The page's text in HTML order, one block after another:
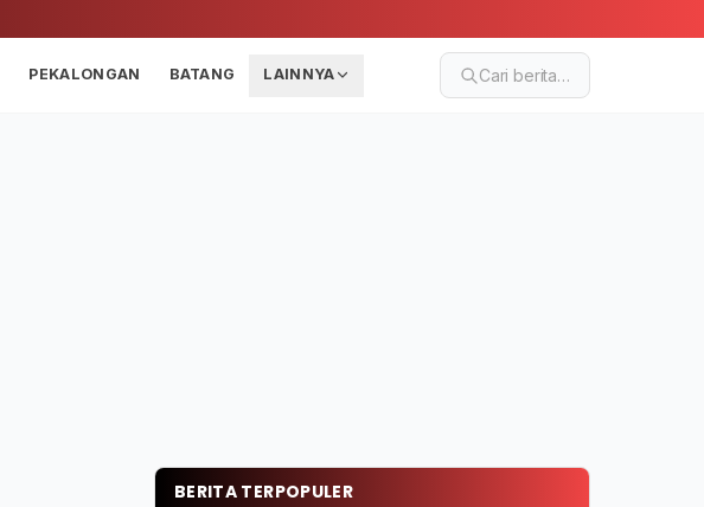
PEKALONGAN BATANG LAINNYA Cari berita…
BERITA TERPOPULER